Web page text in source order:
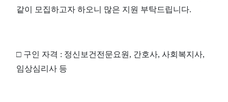
같이 모집하고자 하오니 많은 지원 부탁드립니다.
□ 구인 자격 : 정신보건전문요원 , 간호사, 사회복지사,
임상심리사 등